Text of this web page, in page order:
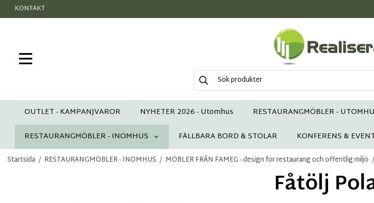
KONTAKT
OUTLET - KAMPANJVAROR NYHETER 2026 - Utomhus RESTAURANGMÖBLER -
RESTAURANGMÖBLER - INOMHUS
FÄLLBARA BORD & STOLAR KONFERENS &
Startsida / RESTAURANGMÖBLER - INOMHUS / MÖBLER FRÅN FAMEG - design för restaurang och offentlig miljö /
Fåtölj